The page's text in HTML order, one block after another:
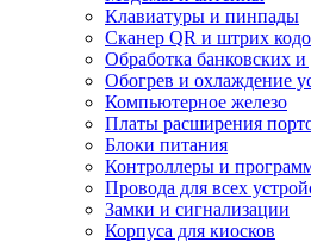
Клавиатуры и пинпады
Сканер QR и штрих
Обработка банковских и
Обогрев и охлаждение
Компьютерное железо
Платы расширения
Блоки питания
Контроллеры и
Провода для всех
Замки и сигнализации
Корпуса для киосков